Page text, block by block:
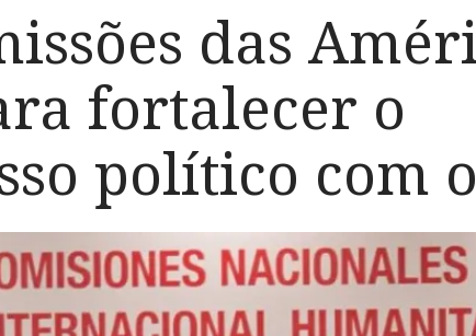
das
fortalecer o
político com